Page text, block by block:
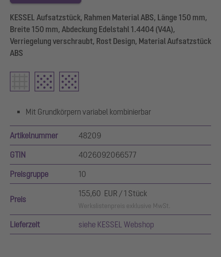
KESSEL Aufsatzstück, Rahmen Material ABS, Länge 150 mm,
Breite 150 mm, Abdeckung Edelstahl 1.4404 (V4A),
Verriegelung verschraubt, Rost Design, Material Aufsatzstück
ABS
Mit Grundkörpern variabel kombinierbar
Artikelnummer 48209
GTIN 4026092066577
Preisgruppe 10
Preis
155,60 EUR / 1 Stück
Werkslistenpreis exklusive MwSt.
Lieferzeit siehe KESSEL Webshop